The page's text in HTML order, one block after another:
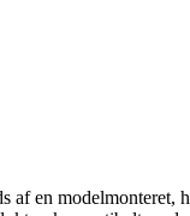
en modelmonteret,